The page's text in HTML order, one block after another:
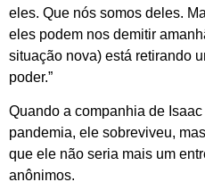
eles. Que nós somos deles.
eles podem nos demitir
situação nova) está retirando
poder.”
Quando a companhia de
pandemia, ele sobreviveu,
que ele não seria mais um
anônimos.